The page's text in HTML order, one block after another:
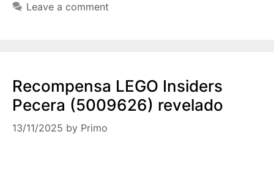
Leave a comment
Recompensa LEGO Insiders
Pecera (5009626) revelado
13/11/2025 by Primo